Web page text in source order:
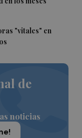
"vitales" en
de
noticias